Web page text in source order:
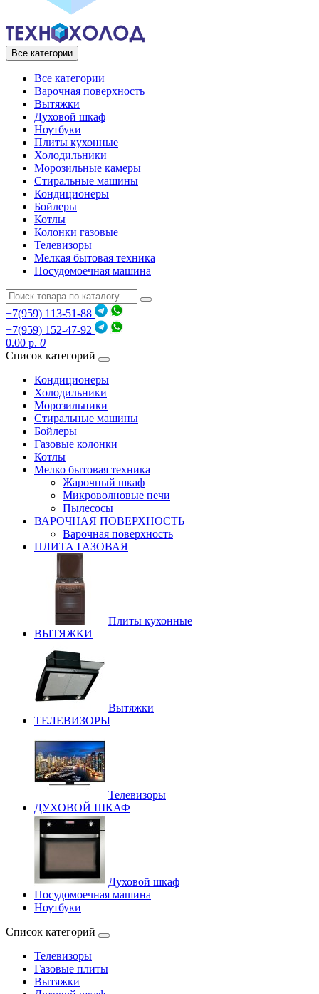
Все категории
Все категории
Варочная поверхность
Вытяжки
Духовой шкаф
Ноутбуки
Плиты кухонные
Холодильники
Морозильные камеры
Стиральные машины
Кондиционеры
Бойлеры
Котлы
Колонки газовые
Телевизоры
Мелкая бытовая техника
Посудомоечная машина
+7(959) 113-51-88
+7(959) 152-47-92
0.00 р. 0
Список категорий
Кондиционеры
Холодильники
Морозильники
Стиральные машины
Бойлеры
Газовые колонки
Котлы
Мелко бытовая техника
Жарочный шкаф
Микроволновые печи
Пылесосы
ВАРОЧНАЯ ПОВЕРХНОСТЬ
Варочная поверхность
ПЛИТА ГАЗОВАЯ
Плиты кухонные
ВЫТЯЖКИ
Вытяжки
ТЕЛЕВИЗОРЫ
Телевизоры
ДУХОВОЙ ШКАФ
Духовой шкаф
Посудомоечная машина
Ноутбуки
Список категорий
Телевизоры
Газовые плиты
Вытяжки